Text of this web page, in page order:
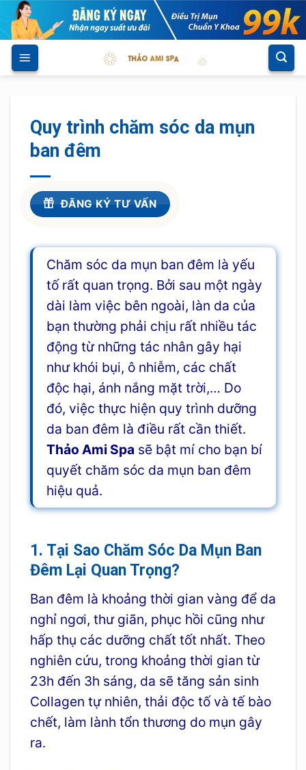
Skip
to
content
Quy trình chăm sóc da mụn
ban đêm
ĐĂNG KÝ TƯ VẤN
Chăm sóc da mụn ban đêm là yếu
tố rất quan trọng. Bởi sau một ngày
dài làm việc bên ngoài, làn da của
bạn thường phải chịu rất nhiều tác
động từ những tác nhân gây hại
như khói bụi, ô nhiễm, các chất
độc hại, ánh nắng mặt trời,… Do
đó, việc thực hiện quy trình dưỡng
da ban đêm là điều rất cần thiết.
Thảo Ami Spa sẽ bật mí cho bạn bí
quyết chăm sóc da mụn ban đêm
hiệu quả.
1. Tại Sao Chăm Sóc Da Mụn Ban
Đêm Lại Quan Trọng?
Ban đêm là khoảng thời gian vàng để da
nghỉ ngơi, thư giãn, phục hồi cũng như
hấp thụ các dưỡng chất tốt nhất. Theo
nghiên cứu, trong khoảng thời gian từ
23h đến 3h sáng, da sẽ tăng sản sinh
Collagen tự nhiên, thải độc tố và tế bào
chết, làm lành tổn thương do mụn gây
ra.